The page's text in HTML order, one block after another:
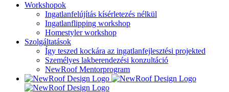
Workshopok
Ingatlanfelújítás kísérletezés nélkül
Ingatlanflipping workshop
Homestyler workshop
Szolgáltatások
Így teszed kockára az ingatlanfejlesztési projekted
Személyes lakberendezési konzultáció
NewRoof Mentorprogram